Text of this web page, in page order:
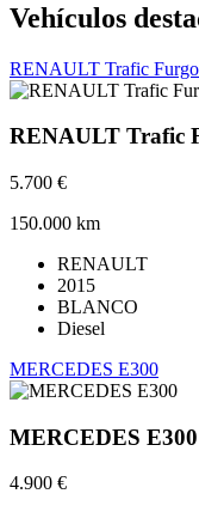
Vehículos
RENAULT Trafic
RENAULT Trafic
5.700 €
150.000 km
RENAULT
2015
BLANCO
Diesel
MERCEDES E300
MERCEDES E300
4.900 €